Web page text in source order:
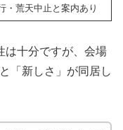
・荒天中止と案内あり
は十分ですが、会場
「新しさ」が同居し